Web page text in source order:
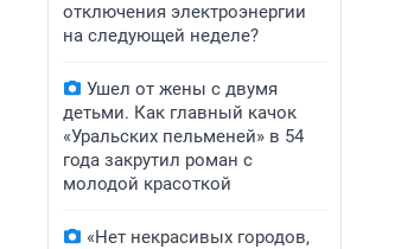
отключения электроэнергии
на следующей неделе?
Ушел от жены с двумя
детьми. Как главный качок
«Уральских пельменей» в 54
года закрутил роман с
молодой красоткой
«Нет некрасивых городов,